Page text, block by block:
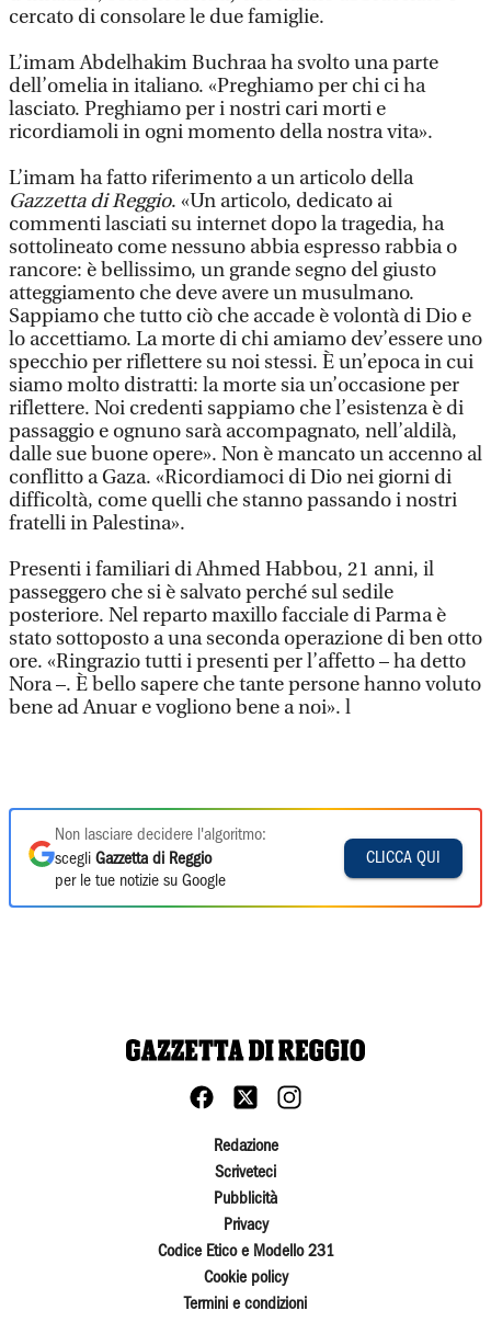
cercato di consolare le due famiglie.
L’imam Abdelhakim Buchraa ha svolto una parte
dell’omelia in italiano. «Preghiamo per chi ci ha
lasciato. Preghiamo per i nostri cari morti e
ricordiamoli in ogni momento della nostra vita».
L’imam ha fatto riferimento a un articolo della
Gazzetta di Reggio. «Un articolo, dedicato ai
commenti lasciati su internet dopo la tragedia, ha
sottolineato come nessuno abbia espresso rabbia o
rancore: è bellissimo, un grande segno del giusto
atteggiamento che deve avere un musulmano.
Sappiamo che tutto ciò che accade è volontà di Dio e
lo accettiamo. La morte di chi amiamo dev’essere uno
specchio per riflettere su noi stessi. È un’epoca in cui
siamo molto distratti: la morte sia un’occasione per
riflettere. Noi credenti sappiamo che l’esistenza è di
passaggio e ognuno sarà accompagnato, nell’aldilà,
dalle sue buone opere». Non è mancato un accenno al
conflitto a Gaza. «Ricordiamoci di Dio nei giorni di
difficoltà, come quelli che stanno passando i nostri
fratelli in Palestina».
Presenti i familiari di Ahmed Habbou, 21 anni, il
passeggero che si è salvato perché sul sedile
posteriore. Nel reparto maxillo facciale di Parma è
stato sottoposto a una seconda operazione di ben otto
ore. «Ringrazio tutti i presenti per l’affetto – ha detto
Nora –. È bello sapere che tante persone hanno voluto
bene ad Anuar e vogliono bene a noi». l
Non lasciare decidere l'algoritmo:
scegli Gazzetta di Reggio
per le tue notizie su Google
CLICCA QUI
Redazione
Scriveteci
Pubblicità
Privacy
Codice Etico e Modello 231
Cookie policy
Termini e condizioni